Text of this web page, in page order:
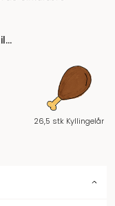
26,5 stk Kyllingelår